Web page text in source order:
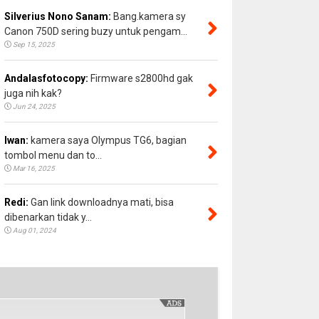
Silverius Nono Sanam: Bang.kamera sy
Canon 750D sering buzy untuk pengam...
Sep 15, 2025
Andalasfotocopy: Firmware s2800hd gak
juga nih kak?
Jun 24, 2025
Iwan: kamera saya Olympus TG6, bagian
tombol menu dan to...
Mar 16, 2025
Redi: Gan link downloadnya mati, bisa
dibenarkan tidak y...
Aug 01, 2024